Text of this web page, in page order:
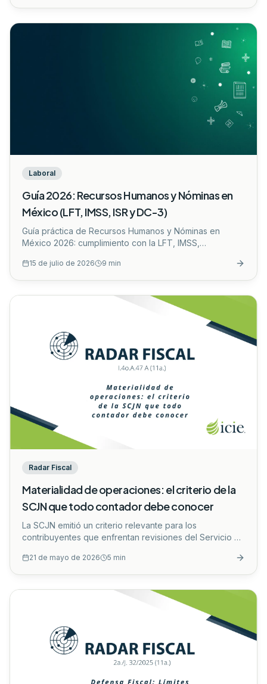
corporativa....
Laboral
Guía 2026: Recursos Humanos y Nóminas en
México (LFT, IMSS, ISR y DC-3)
Guía práctica de Recursos Humanos y Nóminas en
México 2026: cumplimiento con la LFT, IMSS,
DC-3 y errores comunes que auditan las autoridades.
...
15 de julio de 2026 9 min
Radar Fiscal
Materialidad de operaciones: el criterio de la
SCJN que todo contador debe conocer
La SCJN emitió un criterio relevante para los
contribuyentes que enfrentan revisiones del Servicio de
devoluciones de IVA y la materialidad de las
operaciones....
21 de mayo de 2026 5 min